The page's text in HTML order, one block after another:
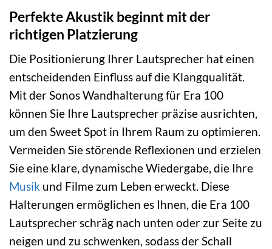
Perfekte Akustik beginnt mit der
richtigen Platzierung
Die Positionierung Ihrer Lautsprecher hat einen
entscheidenden Einfluss auf die Klangqualität.
Mit der Sonos Wandhalterung für Era 100
können Sie Ihre Lautsprecher präzise ausrichten,
um den Sweet Spot in Ihrem Raum zu optimieren.
Vermeiden Sie störende Reflexionen und erzielen
Sie eine klare, dynamische Wiedergabe, die Ihre
Musik und Filme zum Leben erweckt. Diese
Halterungen ermöglichen es Ihnen, die Era 100
Lautsprecher schräg nach unten oder zur Seite zu
neigen und zu schwenken, sodass der Schall